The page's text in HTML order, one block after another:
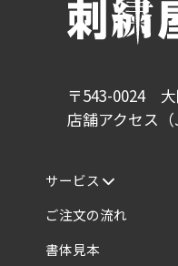
〒543-0024 大
店舗アクセス（
サービス
ご注文の流れ
書体見本